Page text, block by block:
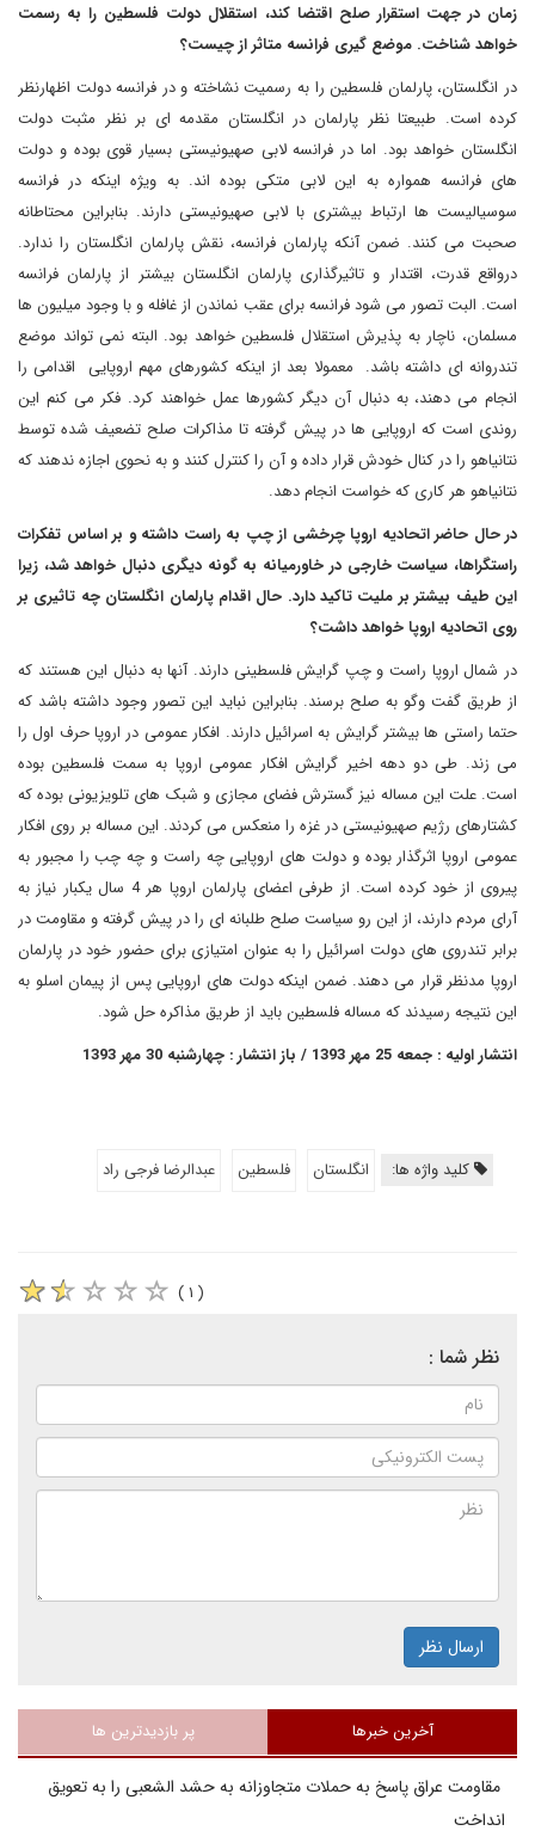
زمان در جهت استقرار صلح اقتضا کند، استقلال دولت فلسطین را به رسمت
خواهد شناخت. موضع گیری فرانسه متاثر از چیست؟
در انگلستان، پارلمان فلسطین را به رسمیت نشاخته و در فرانسه دولت اظهارنظر
کرده است. طبیعتا نظر پارلمان در انگلستان مقدمه ای بر نظر مثبت دولت
انگلستان خواهد بود. اما در فرانسه لابی صهیونیستی بسیار قوی بوده و دولت
های فرانسه همواره به این لابی متکی بوده اند. به ویژه اینکه در فرانسه
سوسیالیست ها ارتباط بیشتری با لابی صهیونیستی دارند. بنابراین محتاطانه
صحبت می کنند. ضمن آنکه پارلمان فرانسه، نقش پارلمان انگلستان را ندارد.
درواقع قدرت، اقتدار و تاثیرگذاری پارلمان انگلستان بیشتر از پارلمان فرانسه
است. البت تصور می شود فرانسه برای عقب نماندن از غافله و با وجود میلیون ها
مسلمان، ناچار به پذیرش استقلال فلسطین خواهد بود. البته نمی تواند موضع
تندروانه ای داشته باشد. معمولا بعد از اینکه کشورهای مهم اروپایی اقدامی را
انجام می دهند، به دنبال آن دیگر کشورها عمل خواهند کرد. فکر می کنم این
روندی است که اروپایی ها در پیش گرفته تا مذاکرات صلح تضعیف شده توسط
نتانیاهو را در کنال خودش قرار داده و آن را کنترل کنند و به نحوی اجازه ندهند که
نتانیاهو هر کاری که خواست انجام دهد.
در حال حاضر اتحادیه اروپا چرخشی از چپ به راست داشته و بر اساس تفکرات
راستگراها، سیاست خارجی در خاورمیانه به گونه دیگری دنبال خواهد شد، زیرا
این طیف بیشتر بر ملیت تاکید دارد. حال اقدام پارلمان انگلستان چه تاثیری بر
روی اتحادیه اروپا خواهد داشت؟
در شمال اروپا راست و چپ گرایش فلسطینی دارند. آنها به دنبال این هستند که
از طریق گفت وگو به صلح برسند. بنابراین نباید این تصور وجود داشته باشد که
حتما راستی ها بیشتر گرایش به اسرائیل دارند. افکار عمومی در اروپا حرف اول را
می زند. طی دو دهه اخیر گرایش افکار عمومی اروپا به سمت فلسطین بوده
است. علت این مساله نیز گسترش فضای مجازی و شبک های تلویزیونی بوده که
کشتارهای رژیم صهیونیستی در غزه را منعکس می کردند. این مساله بر روی افکار
عمومی اروپا اثرگذار بوده و دولت های اروپایی چه راست و چه چب را مجبور به
پیروی از خود کرده است. از طرفی اعضای پارلمان اروپا هر 4 سال یکبار نیاز به
آرای مردم دارند، از این رو سیاست صلح طلبانه ای را در پیش گرفته و مقاومت در
برابر تندروی های دولت اسرائیل را به عنوان امتیازی برای حضور خود در پارلمان
اروپا مدنظر قرار می دهند. ضمن اینکه دولت های اروپایی پس از پیمان اسلو به
این نتیجه رسیدند که مساله فلسطین باید از طریق مذاکره حل شود.
انتشار اولیه : جمعه 25 مهر 1393 / باز انتشار : چهارشنبه 30 مهر 1393
کلید واژه ها: انگلستان فلسطین عبدالرضا فرجی راد
( ۱ )
نظر شما :
ارسال نظر
آخرین خبرها پر بازدیدترین ها
مقاومت عراق پاسخ به حملات متجاوزانه به حشد الشعبی را به تعویق
انداخت